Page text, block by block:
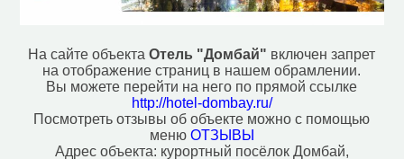
Смотровая площадка (6)
Фастфуд (2)
Исторические объекты
Памятник (2)
Природные объекты
Вершина горы, холма (16)
На сайте объектаОтель "Домбай" включен запрет
на отображение страниц в нашем обрамлении.
Вы можете перейти на него по прямой ссылке
http://hotel-dombay.ru/
Посмотреть отзывы об объекте можно с помощью
меню ОТЗЫВЫ
Адрес объекта: курортный посёлок Домбай,